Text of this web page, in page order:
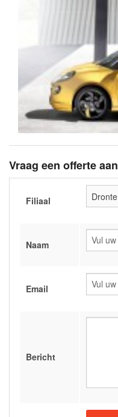
Vraag een offerte aan
Filiaal
Naam
Email
Bericht